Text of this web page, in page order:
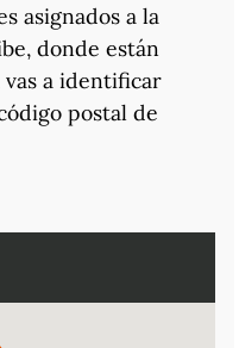
asignados a la
donde están
vas a identificar
postal de